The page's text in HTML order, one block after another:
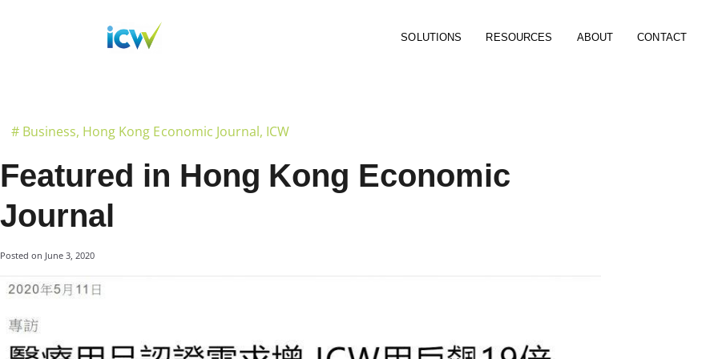
SOLUTIONS RESOURCES ABOUT CONTACT
# Business, Hong Kong Economic Journal, ICW
Featured in Hong Kong Economic
Journal
Posted on June 3, 2020